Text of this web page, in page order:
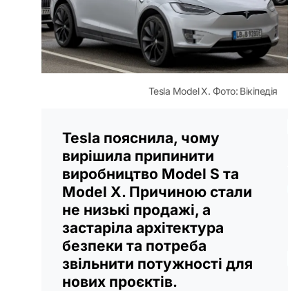
Tesla Model Х. Фото: Вікіпедія
Tesla пояснила, чому
вирішила припинити
виробництво Model S та
Model X. Причиною стали
не низькі продажі, а
застаріла архітектура
безпеки та потреба
звільнити потужності для
нових проєктів.